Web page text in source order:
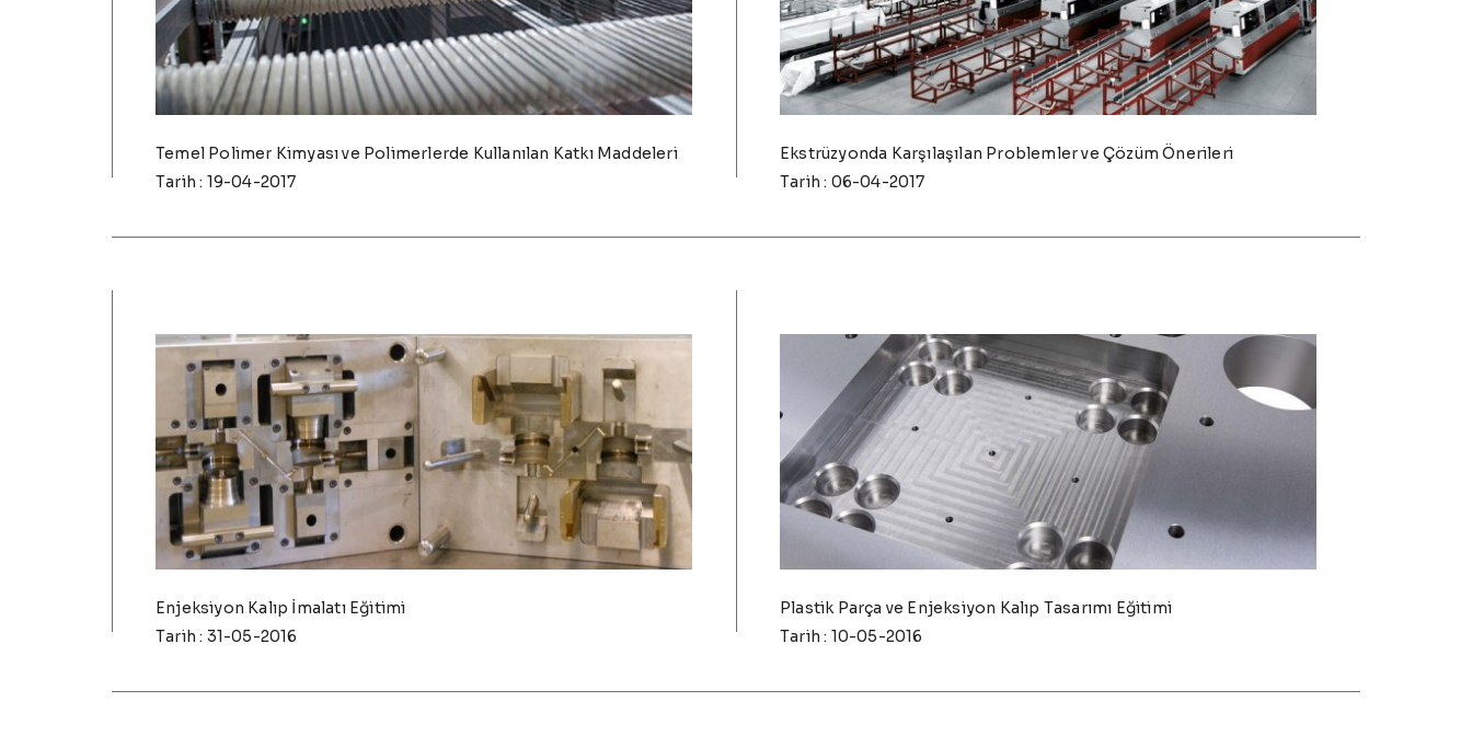
Temel Polimer Kimyası ve Polimerlerde Kullanılan Katkı Maddeleri
Tarih : 19-04-2017
Ekstrüzyonda Karşılaşılan Problemler ve Çözüm Önerileri
Tarih : 06-04-2017
Enjeksiyon Kalıp İmalatı Eğitimi
Tarih : 31-05-2016
Plastik Parça ve Enjeksiyon Kalıp Tasarımı Eğitimi
Tarih : 10-05-2016